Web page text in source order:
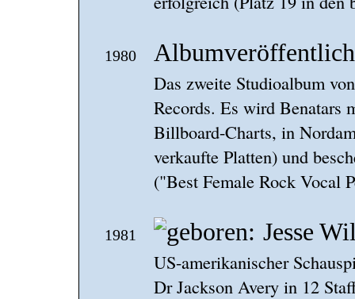
1980
Das zweite Studioalbum
Records. Es wird Benatars
Billboard-Charts, in
verkaufte Platten) und
("Best Female Rock Vocal
1981 Jesse
US-amerikanischer
Dr Jackson Avery in 12